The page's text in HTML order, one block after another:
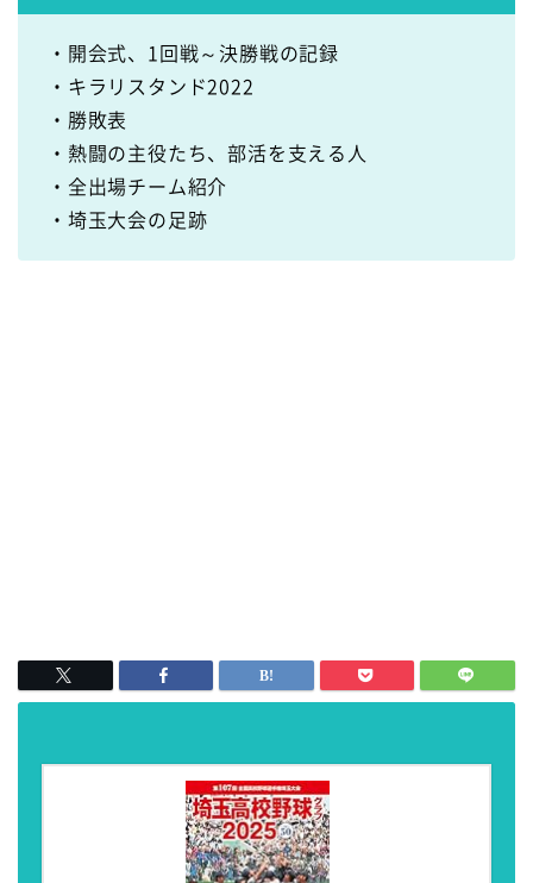
・開会式、1回戦～決勝戦の記録
・キラリスタンド2022
・勝敗表
・熱闘の主役たち、部活を支える人
・全出場チーム紹介
・埼玉大会の足跡